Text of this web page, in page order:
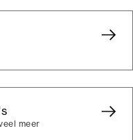
meer